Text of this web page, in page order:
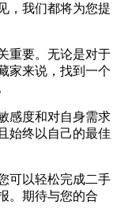
，我们都将为您提
重要。无论是对于
家来说，找到一个
感度和对自身需求
始终以自己的最佳
可以轻松完成二手
。期待与您的合